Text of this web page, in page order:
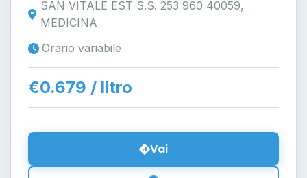
SAN VITALE EST S.S. 253 960 40059,
MEDICINA
Orario variabile
€0.679 / litro
Vai